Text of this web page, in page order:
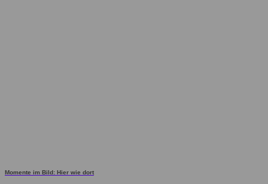
Momente im Bild: Hier wie dort